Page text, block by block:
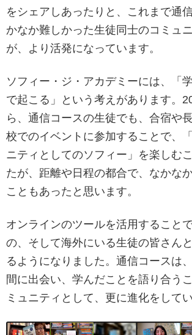
をシェアしあったりと、これまで通
かなか難しかった生徒同士のコミュ
が、より活発になっています。
ソフィー・ジ・アカデミーには、「
で起こる」という考えがあります。
ら、通信コースの生徒でも、合宿や
校でのイベントに参加することで、
ニティとしてのソフィー」を楽しむ
たが、距離や日程の都合で、なかな
こともあったと思います。
オンラインのツールを活用すること
の、そして海外にいる生徒の皆さん
るようになりました。通信コースは
間に出会い、学んだことを語り合う
ミュニティとして、更に進化をしてい